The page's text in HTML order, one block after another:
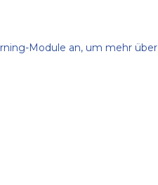
Module an, um mehr über